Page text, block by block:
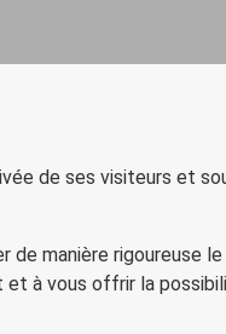
de ses visiteurs et
de manière rigoureuse
à vous offrir la